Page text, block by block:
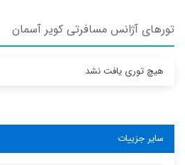
تورهای آژانس مسافرتی کوير آسمان
هیچ توری یافت نشد
سایر جزییات